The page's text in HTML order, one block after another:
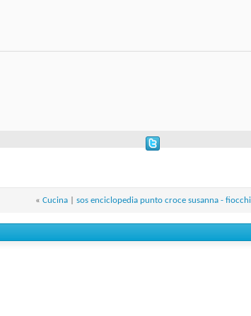
« Cucina| sos enciclopedia punto croce susanna - fiocchi